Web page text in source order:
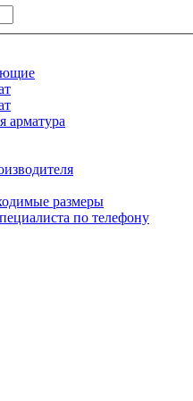
арматура
размеры
по телефону